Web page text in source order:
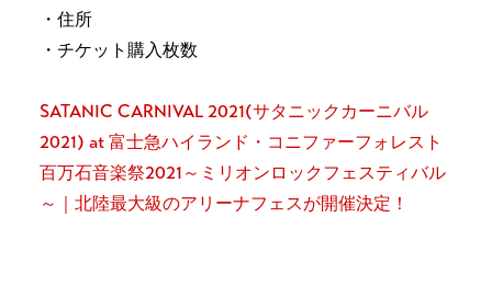
・住所
・チケット購入枚数
SATANIC CARNIVAL 2021(サタニックカーニバル
2021) at 富士急ハイランド・コニファーフォレスト
百万石音楽祭2021～ミリオンロックフェスティバル
～｜北陸最大級のアリーナフェスが開催決定！